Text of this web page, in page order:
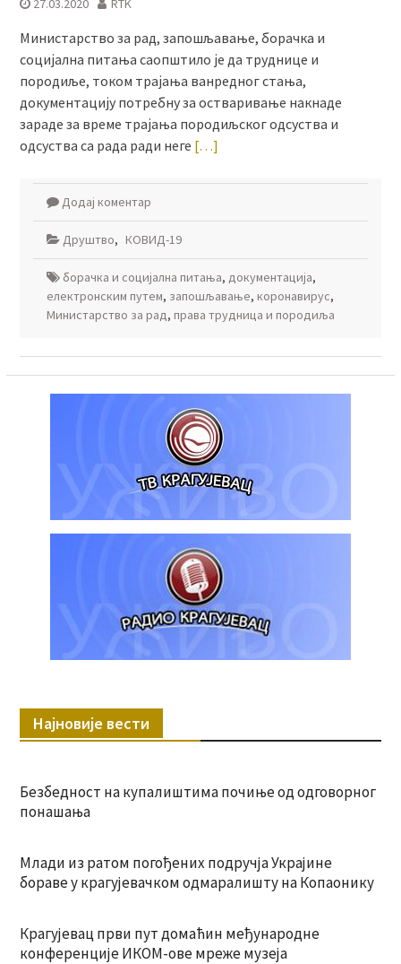
27.03.2020 RTK
Министарство за рад, запошљавање, борачка и
социјална питања саопштило је да труднице и
породиље, током трајања ванредног стања,
документацију потребну за остваривање накнаде
зараде за време трајања породиљског одсуства и
одсуства са рада ради неге […]
Додај коментар
Друштво, КОВИД-19
борачка и социјална питања, документација,
електронским путем, запошљавање, коронавирус,
Министарство за рад, права трудница и породиља
Најновије вести
Безбедност на купалиштима почиње од одговорног
понашања
Млади из ратом погођених подручја Украјине
бораве у крагујевачком одмаралишту на Копаонику
Крагујевац први пут домаћин међународне
конференције ИКОМ-ове мреже музеја